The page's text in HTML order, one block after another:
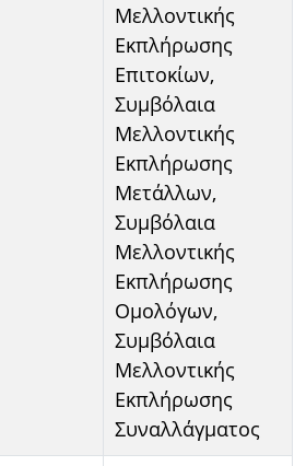
Μελλοντικής
Εκπλήρωσης
Επιτοκίων,
Συμβόλαια
Μελλοντικής
Εκπλήρωσης
Μετάλλων,
Συμβόλαια
Μελλοντικής
Εκπλήρωσης
Ομολόγων,
Συμβόλαια
Μελλοντικής
Εκπλήρωσης
Συναλλάγματος